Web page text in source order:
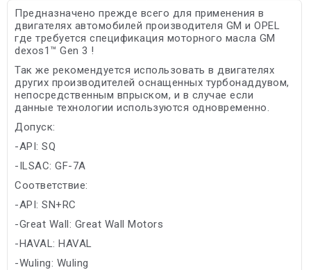
Предназначено прежде всего для применения в
двигателях автомобилей производителя GM и OPEL
где требуется спецификация моторного масла GM
dexos1™ Gen 3 !
Так же рекомендуется использовать в двигателях
других производителей оснащенных турбонаддувом,
непосредственным впрыском, и в случае если
данные технологии используются одновременно.
Допуск:
-API: SQ
-ILSAC: GF-7A
Соответствие:
-API: SN+RC
-Great Wall: Great Wall Motors
-HAVAL: HAVAL
-Wuling: Wuling